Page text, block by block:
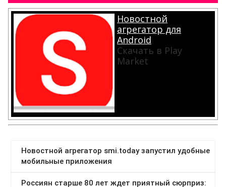
Новостной
агрегатор для
Android
Скачать в Play
Market